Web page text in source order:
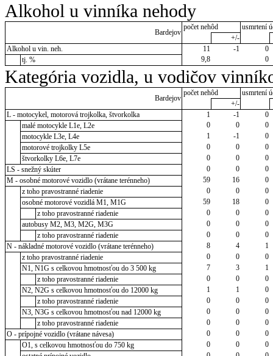
Alkohol u vinníka nehody
Bardejov
počet nehôd
usmrtení
+/-
Alkohol u vin. neh.
11 -1
0
tj. %
9,8 0
Kategória vozidla, u vodičov
Bardejov
počet nehôd
usmrtení
+/-
L - motocykel, motorová trojkolka, štvorkolka
1 -1
0
malé motocykle L1e, L2e
0 0
0
motocykle L3e, L4e
1 -1
0
motorové trojkolky L5e
0 0
0
štvorkolky L6e, L7e
0 0
0
LS - snežný skúter
0 0
0
M - osobné motorové vozidlo (vrátane terénneho)
59 16
0
z toho pravostranné riadenie
0 0
0
osobné motorové vozidlá M1, M1G
59 18
0
z toho pravostranné riadenie
0 0
0
autobusy M2, M3, M2G, M3G
0 0
0
z toho pravostranné riadenie
0 0
0
N - nákladné motorové vozidlo (vrátane terénneho)
8 4
1
z toho pravostranné riadenie
0 0
0
N1, N1G s celkovou hmotnosťou do 3 500 kg
7 3
1
z toho pravostranné riadenie
0 0
0
N2, N2G s celkovou hmotnosťou do 12000 kg
1 1
0
z toho pravostranné riadenie
0 0
0
N3, N3G s celkovou hmotnosťou nad 12000 kg
0 0
0
z toho pravostranné riadenie
0 0
0
O - prípojné vozidlo (vrátane návesa)
0 0
0
O1, s celkovou hmotnosťou do 750 kg
0 0
0